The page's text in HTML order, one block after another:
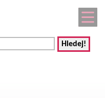
Hledej!